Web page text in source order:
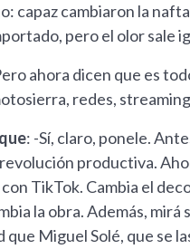
capaz cambiaron la
pero el olor sale
ahora dicen que es
redes,
: -Sí, claro, ponele.
productiva.
TikTok. Cambia el
la obra. Además, mirá
Miguel Solé, que se